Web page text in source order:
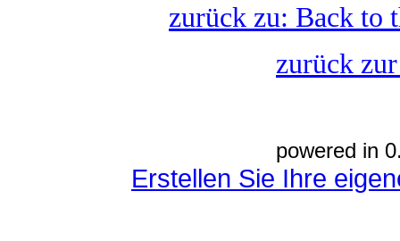
zurück zu: Back to
zurück
powered in
Erstellen Sie Ihre